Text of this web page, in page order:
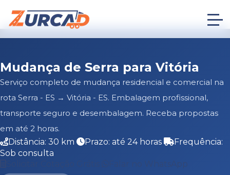
Mudança de Serra para Vitória
Serviço completo de mudança residencial e comercial na
rota Serra - ES → Vitória - ES. Embalagem profissional,
transporte seguro e desembalagem. Receba propostas
em até 2 horas.
Distância: 30 km
Prazo: até 24 horas
Frequência:
Sob consulta
Falar no WhatsApp